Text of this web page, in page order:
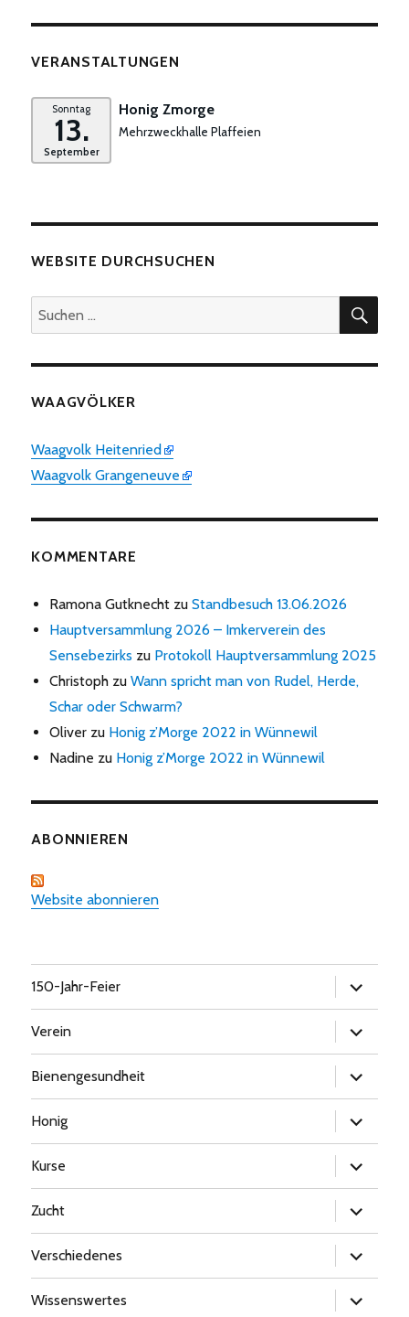
VERANSTALTUNGEN
Sonntag
13.
September
Honig Zmorge
Mehrzweckhalle Plaffeien
WEBSITE DURCHSUCHEN
Suchen
nach:
WAAGVÖLKER
Waagvolk Heitenried
Waagvolk Grangeneuve
KOMMENTARE
Ramona Gutknecht zuStandbesuch 13.06.2026
Hauptversammlung 2026 – Imkerverein des
Sensebezirks zu Protokoll Hauptversammlung 2025
Christoph zuWann spricht man von Rudel, Herde,
Schar oder Schwarm?
Oliver zu Honig z’Morge 2022 in Wünnewil
Nadine zu Honig z’Morge 2022 in Wünnewil
ABONNIEREN
Website abonnieren
150-Jahr-Feier
öffnen
Verein
öffnen
Bienengesundheit
öffnen
Honig
öffnen
Kurse
öffnen
Zucht
öffnen
Verschiedenes
öffnen
Wissenswertes
öffnen